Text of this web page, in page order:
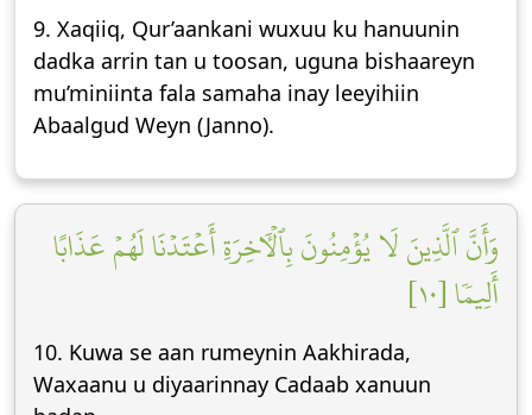
9. Xaqiiq, Qur’aankani wuxuu ku hanuunin
dadka arrin tan u toosan, uguna bishaareyn
mu’miniinta fala samaha inay leeyihiin
Abaalgud Weyn (Janno).
وَأَنَّ ٱلَّذِينَ لَا يُؤۡمِنُونَ بِٱلۡأٓخِرَةِ أَعۡتَدۡنَا لَهُمۡ عَذَابًا
أَلِيمٗا [١٠]
10. Kuwa se aan rumeynin Aakhirada,
Waxaanu u diyaarinnay Cadaab xanuun